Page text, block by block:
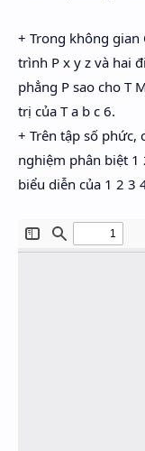
+ Trong không gian
trình P x y z và hai
phẳng P sao cho T
trị của T a b c 6.
+ Trên tập số phức,
nghiệm phân biệt 1
biểu diễn của 1 2 3